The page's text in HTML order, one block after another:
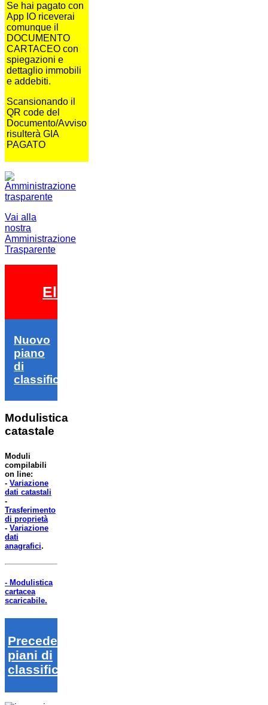
Se hai pagato con
App IO riceverai
comunque il
DOCUMENTO
CARTACEO con
spiegazioni e
dettaglio immobili
e addebiti.
Scansionando il
QR code del
Documento/Avviso
risulterà GIA
PAGATO
Vai alla
nostra
Amministrazione
Trasparente
Elezioni 2026
Nuovo
piano
di
classifica
Modulistica
catastale
Moduli
compilabili
on line:
- Variazione
dati catastali
-
Trasferimento
di proprietà
- Variazione
dati
anagrafici.
- Modulistica
cartacea
scaricabile.
Precedenti
piani di
classifica